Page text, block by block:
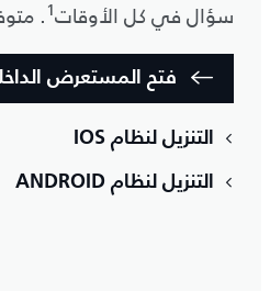
سؤال في كل الأوقات1
.
فتح المستعرض
التنزيل لنظام IOS
التنزيل لنظام ANDROID